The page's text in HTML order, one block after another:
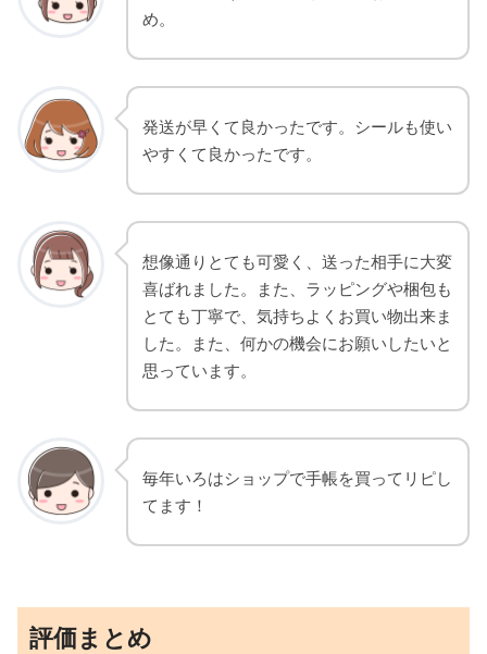
め。
発送が早くて良かったです。シールも使い
やすくて良かったです。
想像通りとても可愛く、送った相手に大変
喜ばれました。また、ラッピングや梱包も
とても丁寧で、気持ちよくお買い物出来ま
した。また、何かの機会にお願いしたいと
思っています。
毎年いろはショップで手帳を買ってリピし
てます！
評価まとめ